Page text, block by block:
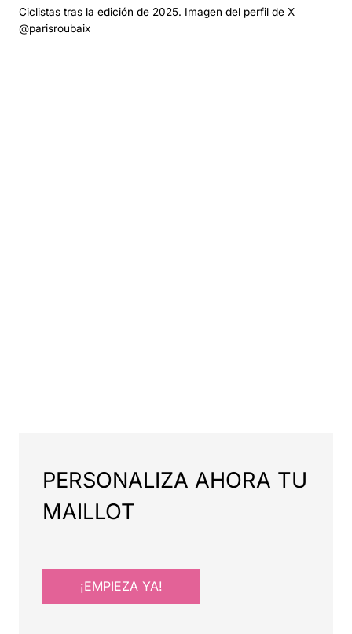
Ciclistas tras la edición de 2025. Imagen del perfil de X
@parisroubaix
PERSONALIZA AHORA TU
MAILLOT
¡EMPIEZA YA!